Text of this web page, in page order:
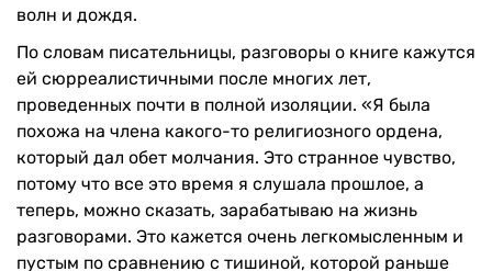
волн и дождя.
По словам писательницы, разговоры о книге кажутся
ей сюрреалистичными после многих лет,
проведенных почти в полной изоляции. «Я была
похожа на члена какого-то религиозного ордена,
который дал обет молчания. Это странное чувство,
потому что все это время я слушала прошлое, а
теперь, можно сказать, зарабатываю на жизнь
разговорами. Это кажется очень легкомысленным и
пустым по сравнению с тишиной, которой раньше